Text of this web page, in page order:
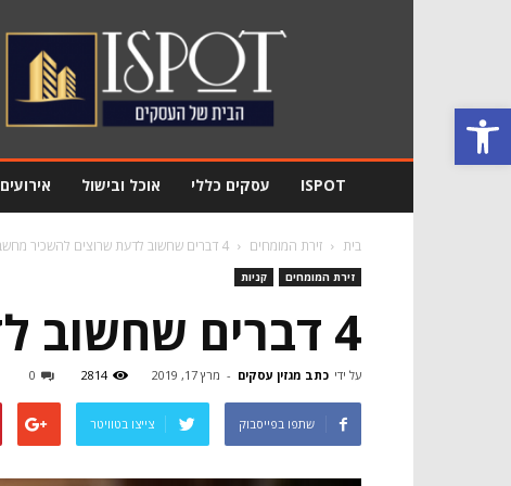
פתח סרגל נגישות
מגזין
Ispot
ISPOT עסקים כללי אוכל ובישול אירועים
בית זירת המומחים 4 דברים שחשוב לדעת שרוצים להשכיר מחשב
זירת המומחים קניות
4 דברים שחשוב לדעת שרוצים להשכיר מחשב
על ידי כתב מגזין עסקים - מרץ 17, 2019 2814
0
שתפו בפייסבוק צייצו בטוויטר